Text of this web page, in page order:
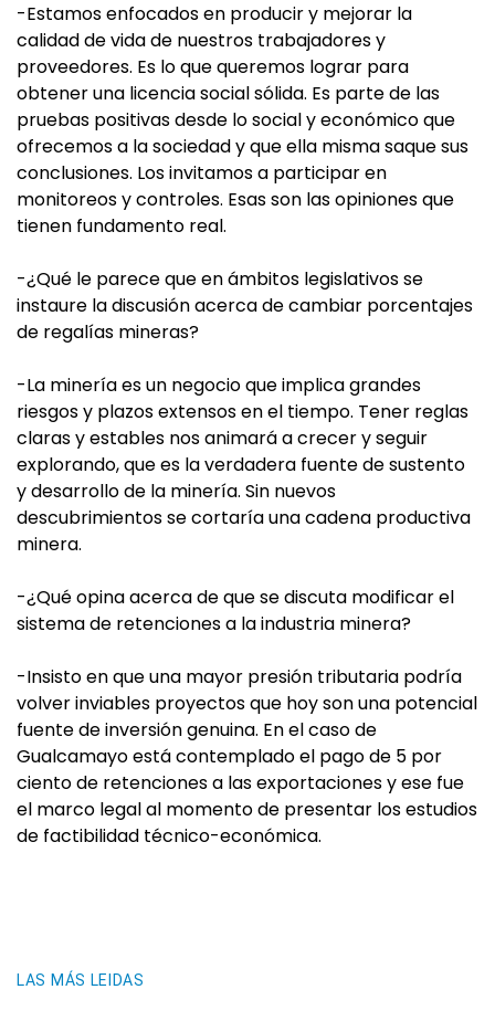
-Estamos enfocados en producir y mejorar la
calidad de vida de nuestros trabajadores y
proveedores. Es lo que queremos lograr para
obtener una licencia social sólida. Es parte de las
pruebas positivas desde lo social y económico que
ofrecemos a la sociedad y que ella misma saque sus
conclusiones. Los invitamos a participar en
monitoreos y controles. Esas son las opiniones que
tienen fundamento real.
-¿Qué le parece que en ámbitos legislativos se
instaure la discusión acerca de cambiar porcentajes
de regalías mineras?
-La minería es un negocio que implica grandes
riesgos y plazos extensos en el tiempo. Tener reglas
claras y estables nos animará a crecer y seguir
explorando, que es la verdadera fuente de sustento
y desarrollo de la minería. Sin nuevos
descubrimientos se cortaría una cadena productiva
minera.
-¿Qué opina acerca de que se discuta modificar el
sistema de retenciones a la industria minera?
-Insisto en que una mayor presión tributaria podría
volver inviables proyectos que hoy son una potencial
fuente de inversión genuina. En el caso de
Gualcamayo está contemplado el pago de 5 por
ciento de retenciones a las exportaciones y ese fue
el marco legal al momento de presentar los estudios
de factibilidad técnico-económica.
LAS MÁS LEIDAS